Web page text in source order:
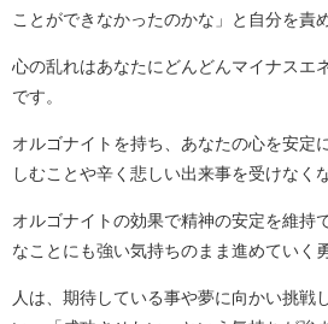
ことができなかったのかな」と自分を責
心の乱れはあなたにどんどんマイナスエ
です。
オルゴナイトを持ち、あなたの心を安定
しむことや辛く悲しい出来事を受けなく
オルゴナイトの効果で精神の安定を維持
なことにも強い気持ちのまま進めていく
人は、期待している事や夢に向かい挑戦